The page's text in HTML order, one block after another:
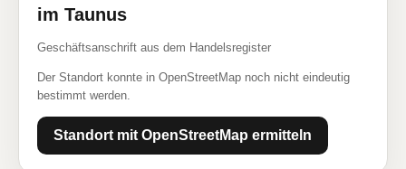
im Taunus
Geschäftsanschrift aus dem Handelsregister
Der Standort konnte in OpenStreetMap noch nicht eindeutig
bestimmt werden.
Standort mit OpenStreetMap ermitteln